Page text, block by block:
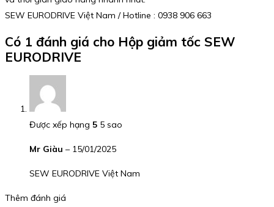
SEW EURODRIVE Việt Nam / Hotline : 0938 906 663
Có 1 đánh giá cho Hộp giảm tốc SEW
EURODRIVE
Được xếp hạng 5 5 sao
Mr Giàu – 15/01/2025
SEW EURODRIVE Việt Nam
Thêm đánh giá